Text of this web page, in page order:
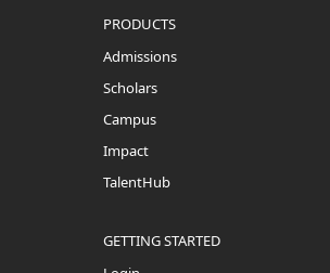
PRODUCTS
Admissions
Scholars
Campus
Impact
TalentHub
GETTING STARTED